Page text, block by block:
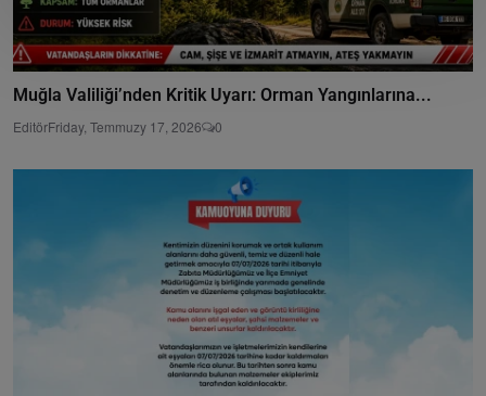
Muğla Valiliği’nden Kritik Uyarı: Orman Yangınlarına...
EditörFriday, Temmuzy 17, 2026 0